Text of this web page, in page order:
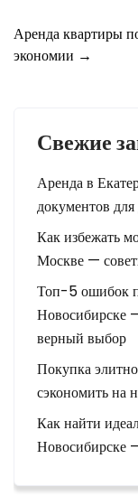
по
Аренда квартиры
экономии →
Свежие
Аренда в
документов
Как избежать
Москве —
Топ-5 ошибок
Новосибирске
верный выбор
Покупка
сэкономить на
Как найти
Новосибирске